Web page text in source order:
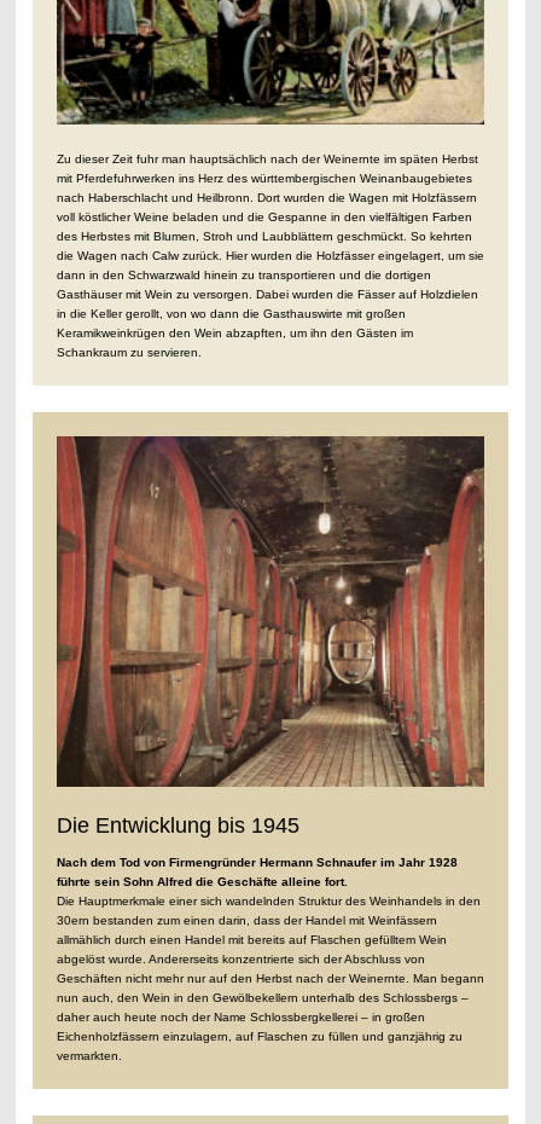
Zu dieser Zeit fuhr man hauptsächlich nach der Weinernte im späten Herbst
mit Pferdefuhrwerken ins Herz des württembergischen Weinanbaugebietes
nach Haberschlacht und Heilbronn. Dort wurden die Wagen mit Holzfässern
voll köstlicher Weine beladen und die Gespanne in den vielfältigen Farben
des Herbstes mit Blumen, Stroh und Laubblättern geschmückt. So kehrten
die Wagen nach Calw zurück. Hier wurden die Holzfässer eingelagert, um sie
dann in den Schwarzwald hinein zu transportieren und die dortigen
Gasthäuser mit Wein zu versorgen. Dabei wurden die Fässer auf Holzdielen
in die Keller gerollt, von wo dann die Gasthauswirte mit großen
Keramikweinkrügen den Wein abzapften, um ihn den Gästen im
Schankraum zu servieren.
Die Entwicklung bis 1945
Nach dem Tod von Firmengründer Hermann Schnaufer im Jahr 1928
führte sein Sohn Alfred die Geschäfte alleine fort.
Die Hauptmerkmale einer sich wandelnden Struktur des Weinhandels in den
30ern bestanden zum einen darin, dass der Handel mit Weinfässern
allmählich durch einen Handel mit bereits auf Flaschen gefülltem Wein
abgelöst wurde. Andererseits konzentrierte sich der Abschluss von
Geschäften nicht mehr nur auf den Herbst nach der Weinernte. Man begann
nun auch, den Wein in den Gewölbekellern unterhalb des Schlossbergs –
daher auch heute noch der Name Schlossbergkellerei – in großen
Eichenholzfässern einzulagern, auf Flaschen zu füllen und ganzjährig zu
vermarkten.